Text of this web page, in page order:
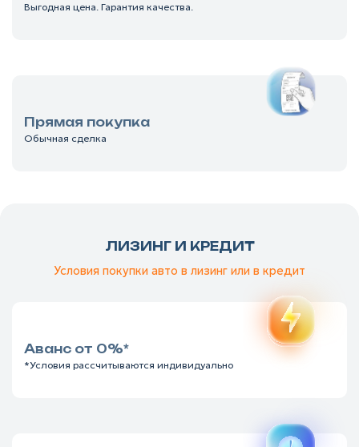
Выгодная цена. Гарантия качества.
Прямая покупка
Обычная сделка
ЛИЗИНГ И КРЕДИТ
Условия покупки авто в лизинг или в кредит
Аванс от 0%*
*Условия рассчитываются индивидуально